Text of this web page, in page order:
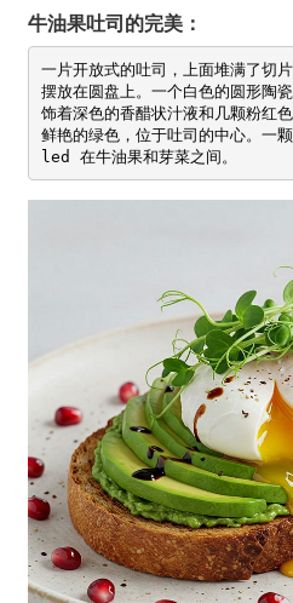
牛油果吐司的完美：
一片开放式的吐司，上面堆满了切
摆放在圆盘上。一个白色的圆形陶
饰着深色的香醋状汁液和几颗粉红
鲜艳的绿色，位于吐司的中心。一
led 在牛油果和芽菜之间。